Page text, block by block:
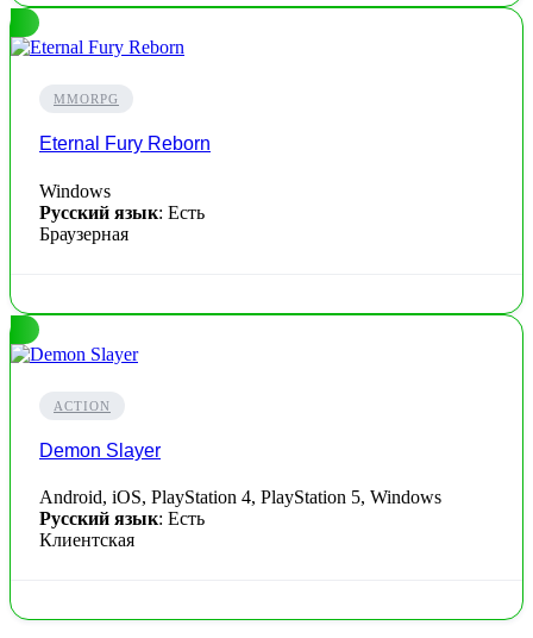
MMORPG
Eternal Fury Reborn
Windows
Русский язык: Есть
Браузерная
ACTION
Demon Slayer
Android, iOS, PlayStation 4, PlayStation 5, Windows
Русский язык: Есть
Клиентская